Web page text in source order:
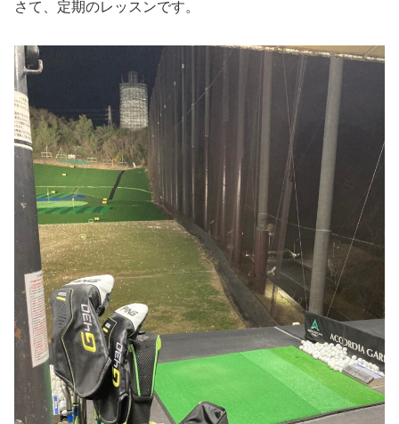
さて、定期のレッスンです。